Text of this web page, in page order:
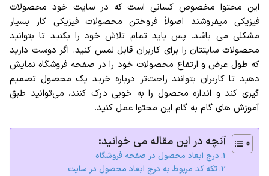
این محتوا مخصوص کسانی است که در سایت خود محصولات
فیزیکی میفروشند اصولاً فروختن محصولات فیزیکی کار بسیار
مشکلی می باشد. پس باید تمام تلاش خود را بکنید تا بتوانید
محصولات سایتتان را برای کاربران قابل لمس کنید. اگر دوست دارید
که طول عرض و ارتفاع محصولات خود را در صفحه فروشگاه نمایش
دهید تا کاربران بتوانند راحت‌تر درباره خرید یک محصول تصمیم
گیری کند و اندازه محصول را به خوبی درک کنند، می‌توانید طبق
آموزش های گام به گام این محتوا عمل کنید.
آنچه در این مقاله می خوانید:
درج ابعاد محصول در صفحه فروشگاه
تکه کد مربوط به درج ابعاد محصول در سایت